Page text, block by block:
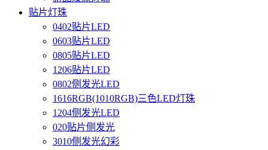
贴片灯珠
0402贴片LED
0603贴片LED
0805贴片LED
1206贴片LED
0802侧发光LED
1616RGB(1010RGB)三色LED灯珠
1204侧发光LED
020贴片侧发光
3010侧发光幻彩